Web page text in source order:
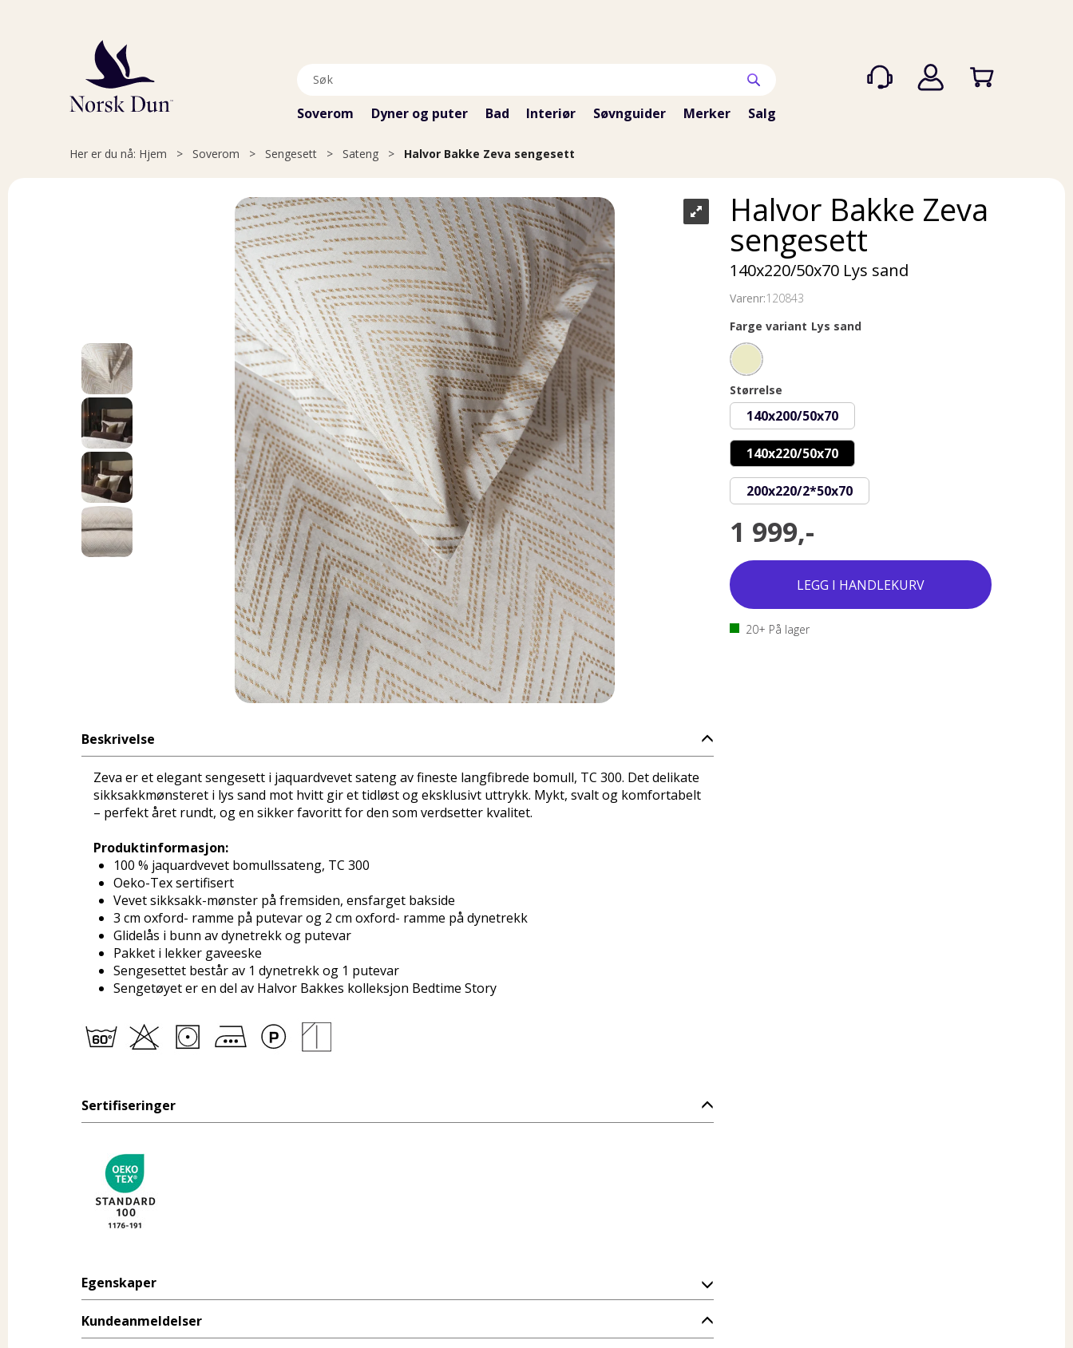
Soverom Dyner og puter Bad Interiør Søvnguider Merker Salg
Her er du nå: Hjem > Soverom > Sengesett > Sateng > Halvor Bakke Zeva sengesett
Halvor Bakke Zeva
sengesett
140x220/50x70 Lys sand
Varenr:120843
Farge variant Lys sand
Størrelse
140x200/50x70
140x220/50x70
200x220/2*50x70
1 999,-
20+ På lager
Beskrivelse
Zeva er et elegant sengesett i jaquardvevet sateng av fineste langfibrede bomull, TC 300. Det delikate
sikksakkmønsteret i lys sand mot hvitt gir et tidløst og eksklusivt uttrykk. Mykt, svalt og komfortabelt
– perfekt året rundt, og en sikker favoritt for den som verdsetter kvalitet.
Produktinformasjon:
100 % jaquardvevet bomullssateng, TC 300
Oeko-Tex sertifisert
Vevet sikksakk-mønster på fremsiden, ensfarget bakside
3 cm oxford- ramme på putevar og 2 cm oxford- ramme på dynetrekk
Glidelås i bunn av dynetrekk og putevar
Pakket i lekker gaveeske
Sengesettet består av 1 dynetrekk og 1 putevar
Sengetøyet er en del av Halvor Bakkes kolleksjon Bedtime Story
Sertifiseringer
Egenskaper
Kundeanmeldelser